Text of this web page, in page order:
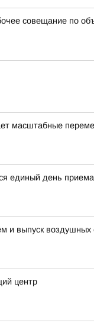
совещание по
масштабные
единый день
и выпуск воздушных
центр